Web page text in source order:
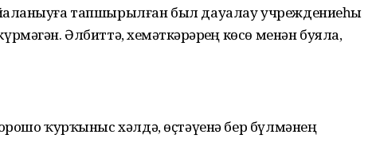
тапшырылған был дауалау учреждениеһы
Әлбиттә, хеҙмәткәрҙәрҙең көсө менән буяла,
ҡурҡыныс хәлдә, өҫтәүенә бер бүлмәнең